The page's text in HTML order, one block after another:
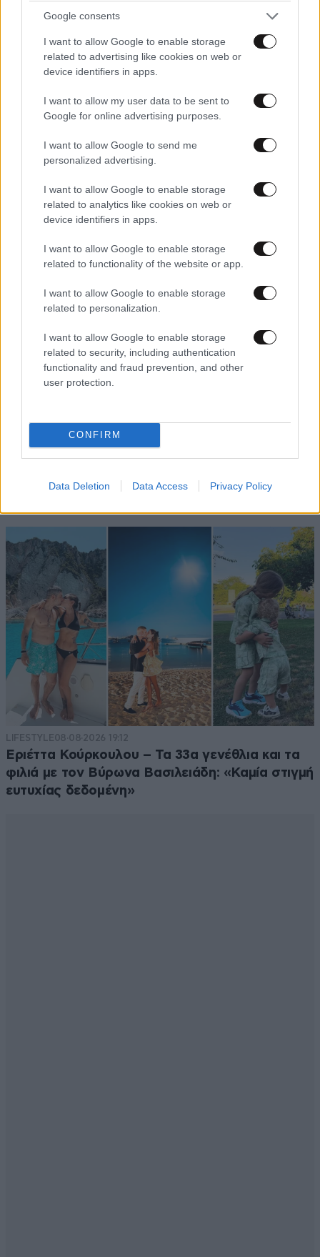
Google consents
I want to allow Google to enable storage
related to advertising like cookies on web or
device identifiers in apps.
I want to allow my user data to be sent to
Google for online advertising purposes.
I want to allow Google to send me
personalized advertising.
I want to allow Google to enable storage
related to analytics like cookies on web or
device identifiers in apps.
I want to allow Google to enable storage
related to functionality of the website or app.
I want to allow Google to enable storage
related to personalization.
I want to allow Google to enable storage
related to security, including authentication
functionality and fraud prevention, and other
user protection.
CONFIRM
Data Deletion Data Access Privacy Policy
ΣΧΌΛΙΑ ΑΝΑΓΝΩΣΤΏΝ
ΠΡΟΣΘΕΣΤΕ ΤΟ ΣΧΟΛΙΟ ΣΑΣ
Xαρακτήρες: 0/1000
Διαβάστε και ακολουθήστε τους κανόνες σχολιασμού
ΠΡΟΣΘΗΚΗ
LIFESTYLE08·08·2026 19:12
Εριέττα Κούρκουλου – Τα 33α γενέθλια και τα
φιλιά με τον Βύρωνα Βασιλειάδη: «Καμία στιγμή
ευτυχίας δεδομένη»